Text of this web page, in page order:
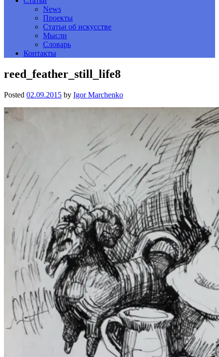
News
Проекты
Статьи об искусстве
Мысли
Словарь
Контакты
reed_feather_still_life8
Posted 02.09.2015 by Igor Marchenko